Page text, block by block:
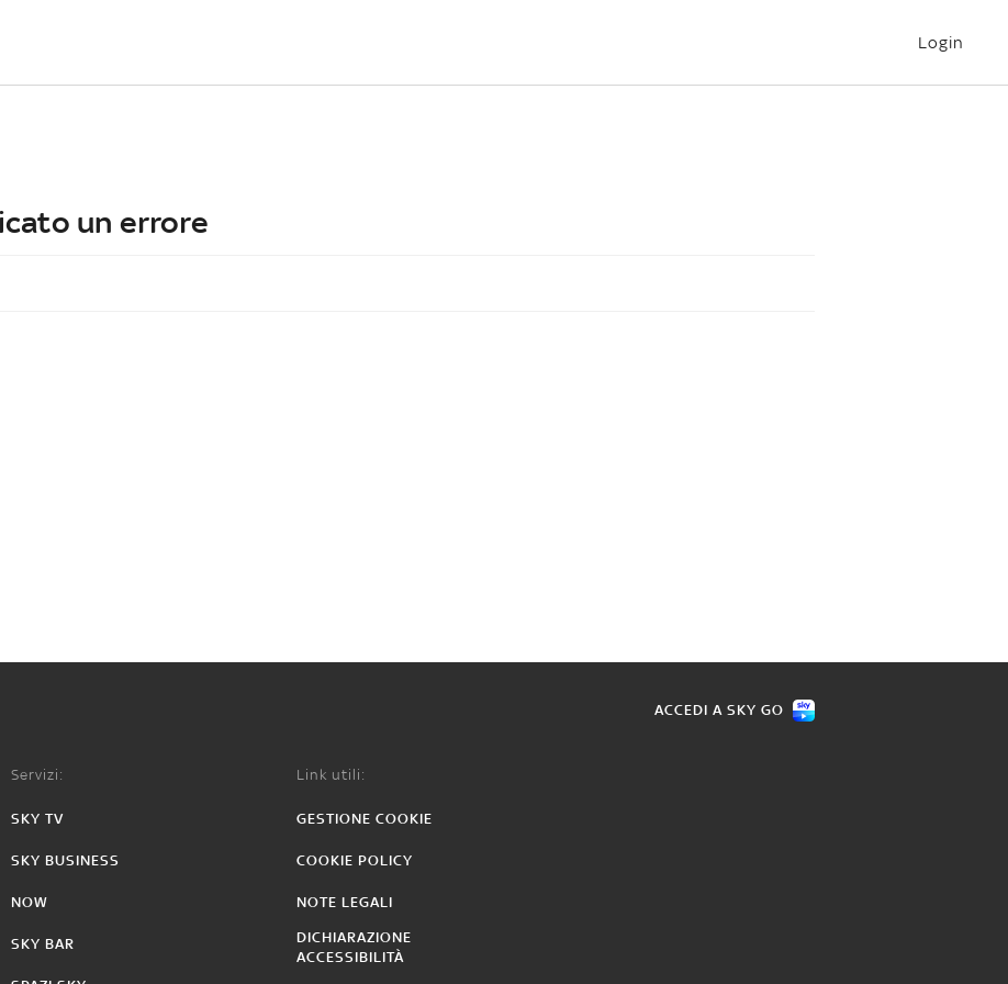
Login
un errore
ACCEDI A SKY GO
Servizi:
SKY TV
SKY BUSINESS
NOW
SKY BAR
Link utili:
GESTIONE COOKIE
COOKIE POLICY
NOTE LEGALI
DICHIARAZIONE
ACCESSIBILITÀ